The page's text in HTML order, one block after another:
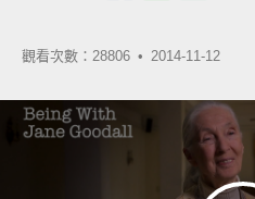
觀看次數：28806 • 2014-11-12